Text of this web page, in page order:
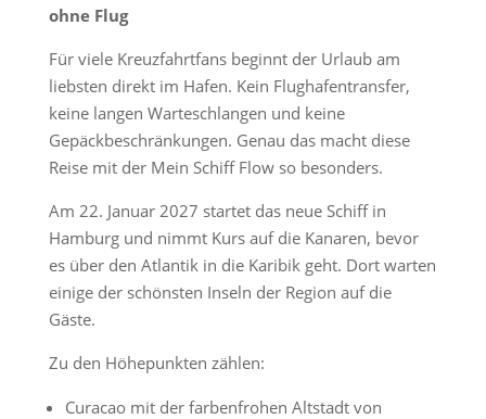
ohne Flug
Für viele Kreuzfahrtfans beginnt der Urlaub am
liebsten direkt im Hafen. Kein Flughafentransfer,
keine langen Warteschlangen und keine
Gepäckbeschränkungen. Genau das macht diese
Reise mit der Mein Schiff Flow so besonders.
Am 22. Januar 2027 startet das neue Schiff in
Hamburg und nimmt Kurs auf die Kanaren, bevor
es über den Atlantik in die Karibik geht. Dort warten
einige der schönsten Inseln der Region auf die
Gäste.
Zu den Höhepunkten zählen:
Curacao mit der farbenfrohen Altstadt von